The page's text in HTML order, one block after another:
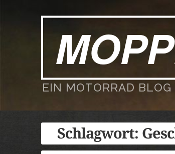
EIN MOTORRAD BLOG
Schlagwort: